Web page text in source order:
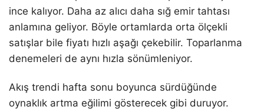
ince kalıyor. Daha az alıcı daha sığ emir tahtası
anlamına geliyor. Böyle ortamlarda orta ölçekli
satışlar bile fiyatı hızlı aşağı çekebilir. Toparlanma
denemeleri de aynı hızla sönümleniyor.
Akış trendi hafta sonu boyunca sürdüğünde
oynaklık artma eğilimi gösterecek gibi duruyor.